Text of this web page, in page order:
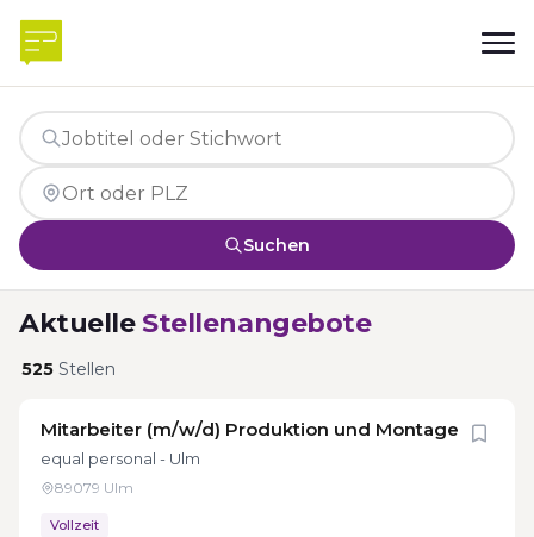
Suchen
Aktuelle Stellenangebote
525 Stellen
Mitarbeiter (m/w/d) Produktion und Montage
equal personal - Ulm
89079 Ulm
Vollzeit